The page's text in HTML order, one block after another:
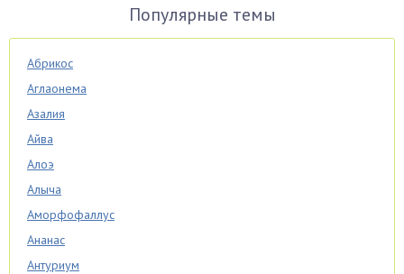
Популярные темы
Абрикос
Аглаонема
Азалия
Айва
Алоэ
Алыча
Аморфофаллус
Ананас
Антуриум